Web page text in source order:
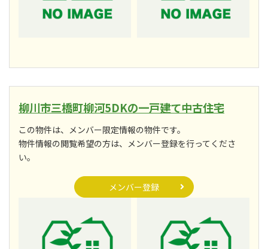
柳川市三橋町柳河5DKの一戸建て中古住宅
この物件は、メンバー限定情報の物件です。
物件情報の閲覧希望の方は、メンバー登録を行ってくださ
い。
メンバー登録